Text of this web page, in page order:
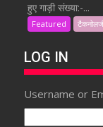
हुए गाड़ी संख्या:-...
Featured
LOG IN
Username or